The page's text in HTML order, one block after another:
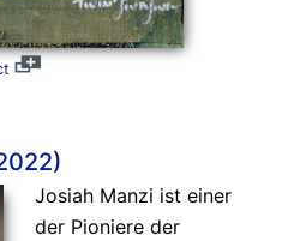
Josiah Manzi ist einer
der Pioniere der